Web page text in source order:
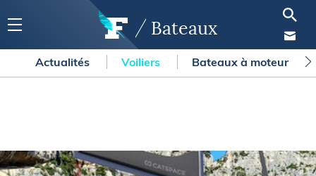
Bateaux
Actualités Voiliers Bateaux à moteur